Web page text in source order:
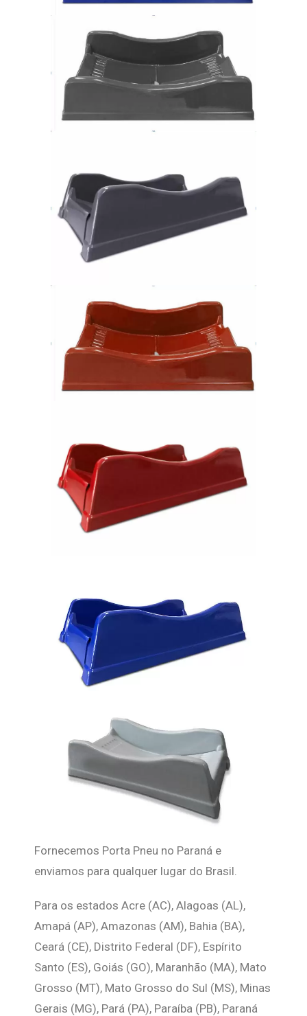
Fornecemos Porta Pneu no Paraná e
enviamos para qualquer lugar do Brasil.
Para os estados Acre (AC), Alagoas (AL),
Amapá (AP), Amazonas (AM), Bahia (BA),
Ceará (CE), Distrito Federal (DF), Espírito
Santo (ES), Goiás (GO), Maranhão (MA), Mato
Grosso (MT), Mato Grosso do Sul (MS), Minas
Gerais (MG), Pará (PA), Paraíba (PB), Paraná